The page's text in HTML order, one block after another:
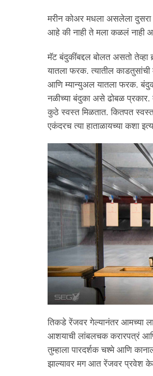
मरीन कोअर मधला असलेला दुसरा
आहे की नाही ते मला कळलं नाही
मॅट बंदुकींबद्दल बोलत असतो तेव्हा
यातला फरक. त्यातील
आणि म्यान्युअल यातला फरक.
नळीच्या बंदुका असे ढोबळ
कुठे स्वस्त मिळतात. कितपत स्वस्त
एकंदरच त्या हाताळायच्या कशा
तिकडे रेंजवर गेल्यानंतर आमच्या
आशयाची लांबलचक करारपत्रं
तुम्हाला पारदर्शक चश्मे आणि
झाल्यावर मग आत रेंजवर प्रवेश